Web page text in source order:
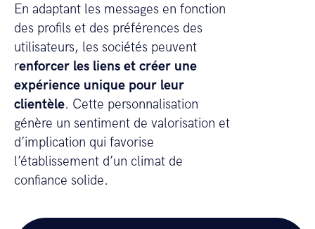
En adaptant les messages en fonction
des profils et des préférences des
utilisateurs, les sociétés peuvent
renforcer les liens et créer une
expérience unique pour leur
clientèle. Cette personnalisation
génère un sentiment de valorisation et
d’implication qui favorise
l’établissement d’un climat de
confiance solide.